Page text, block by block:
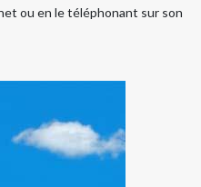
ou en le téléphonant sur son